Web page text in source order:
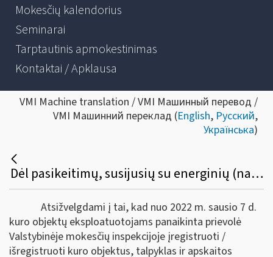
Mokesčių kalendorius
Seminarai
Tarptautinis apmokestinimas
Kontaktai / Apklausa
VMI Machine translation / VMI Машинный перевод /
VMI Машинний переклад (English, Русский,
Українська)
Dėl pasikeitimų, susijusių su energinių (naftos) produktų apskaita ir ataskaitų teikimu
Atsižvelgdami į tai, kad nuo 2022 m. sausio 7 d.
kuro objektų eksploatuotojams panaikinta prievolė
Valstybinėje mokesčių inspekcijoje įregistruoti /
išregistruoti kuro objektus, talpyklas ir apskaitos